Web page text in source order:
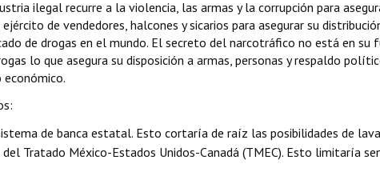
ilegal recurre a la violencia, las armas y la corrupción para
de vendedores, halcones y sicarios para asegurar su
de drogas en el mundo. El secreto del narcotráfico no está en su
lo que asegura su disposición a armas, personas y respaldo
de banca estatal. Esto cortaría de raíz las posibilidades de
Tratado México-Estados Unidos-Canadá (TMEC). Esto limitaría